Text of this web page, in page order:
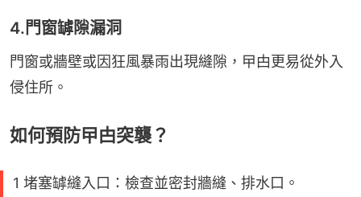
4.門窗罅隙漏洞
門窗或牆壁或因狂風暴雨出現縫隙，曱甴更易從外入
侵住所。
如何預防曱甴突襲？
1 堵塞罅縫入口：檢查並密封牆縫、排水口。